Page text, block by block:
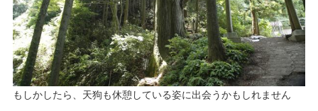
​もしかしたら、天狗も休憩している姿に出会うかもしれません